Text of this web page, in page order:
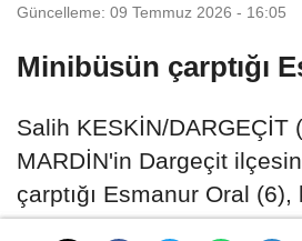
Güncelleme: 09 Temmuz 2026 - 16:05
Minibüsün çarptığı
Salih KESKİN/DARGEÇİT
MARDİN'in Dargeçit
çarptığı Esmanur Oral (6),
hastanede hayatını